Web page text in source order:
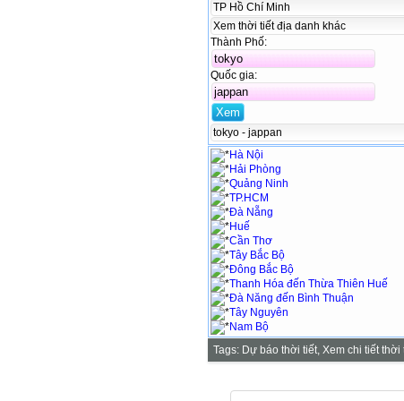
TP Hồ Chí Minh
Xem thời tiết địa danh khác
Thành Phố:
Quốc gia:
tokyo - jappan
Hà Nội
Hải Phòng
Quảng Ninh
TP.HCM
Đà Nẵng
Huế
Cần Thơ
Tây Bắc Bộ
Đông Bắc Bộ
Thanh Hóa đến Thừa Thiên Huế
Đà Năng đến Bình Thuận
Tây Nguyên
Nam Bộ
Tags: Dự báo thời tiết, Xem chi tiết